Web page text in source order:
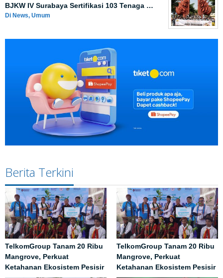
BJKW IV Surabaya Sertifikasi 103 Tenaga …
Di News, Umum
Berita Terkini
TelkomGroup Tanam 20 Ribu
Mangrove, Perkuat
Ketahanan Ekosistem Pesisir
TelkomGroup Tanam 20 Ribu
Mangrove, Perkuat
Ketahanan Ekosistem Pesisir